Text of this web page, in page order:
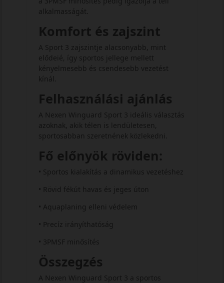
alkalmasságát.
Komfort és zajszint
A Sport 3 zajszintje alacsonyabb, mint
elődeié, így sportos jellege mellett
kényelmesebb és csendesebb vezetést
kínál.
Felhasználási ajánlás
A Nexen Winguard Sport 3 ideális választás
azoknak, akik télen is lendületesen,
sportosabban szeretnének közlekedni.
Fő előnyök röviden:
• Sportos kialakítás a dinamikus vezetéshez
• Rövid fékút havas és jeges úton
• Aquaplaning elleni védelem
• Precíz irányíthatóság
• 3PMSF minősítés
Összegzés
A Nexen Winguard Sport 3 a sportos